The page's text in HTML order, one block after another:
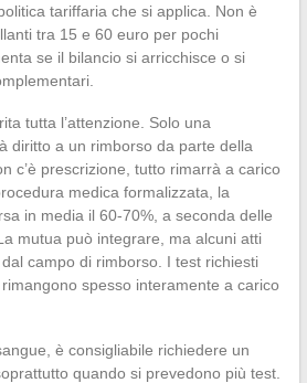
tariffaria che si applica. Non è
tra 15 e 60 euro per pochi
se il bilancio si arricchisce o si
tutta l’attenzione. Solo una
diritto a un rimborso da parte della
c’è prescrizione, tutto rimarrà a carico
medica formalizzata, la
in media il 60-70%, a seconda delle
mutua può integrare, ma alcuni atti
campo di rimborso. I test richiesti
spesso interamente a carico
è consigliabile richiedere un
quando si prevedono più test.